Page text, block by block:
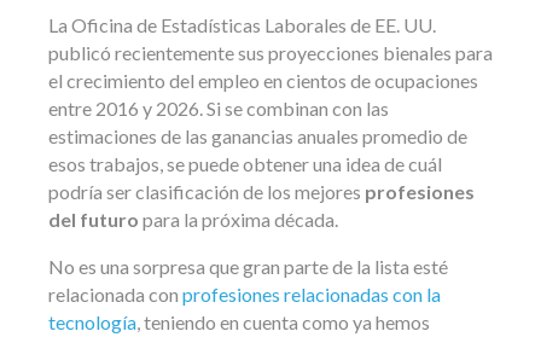
La Oficina de Estadísticas Laborales de EE. UU.
publicó recientemente sus proyecciones bienales para
el crecimiento del empleo en cientos de ocupaciones
entre 2016 y 2026. Si se combinan con las
estimaciones de las ganancias anuales promedio de
esos trabajos, se puede obtener una idea de cuál
podría ser clasificación de los mejores profesiones
del futuro para la próxima década.
No es una sorpresa que gran parte de la lista esté
relacionada con profesiones relacionadas con la
tecnología, teniendo en cuenta como ya hemos